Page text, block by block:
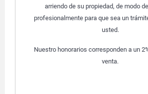
arriendo de su propiedad, de modo
profesionalmente para que sea un
usted.
Nuestro honorarios corresponden a un
venta.